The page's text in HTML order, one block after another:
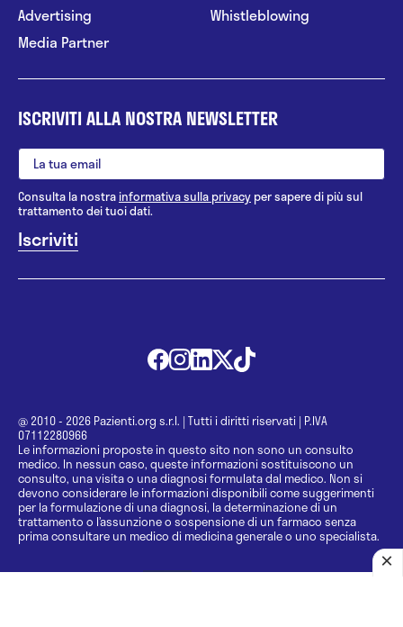
Advertising
Media Partner
Whistleblowing
ISCRIVITI ALLA NOSTRA NEWSLETTER
Consulta la nostrainformativa sulla privacy per sapere di più sul
trattamento dei tuoi dati.
@ 2010 - 2026 Pazienti.org s.r.l. | Tutti i diritti riservati | P.IVA
07112280966
Le informazioni proposte in questo sito non sono un consulto
medico. In nessun caso, queste informazioni sostituiscono un
consulto, una visita o una diagnosi formulata dal medico. Non si
devono considerare le informazioni disponibili come suggerimenti
per la formulazione di una diagnosi, la determinazione di un
trattamento o l’assunzione o sospensione di un farmaco senza
prima consultare un medico di medicina generale o uno specialista.